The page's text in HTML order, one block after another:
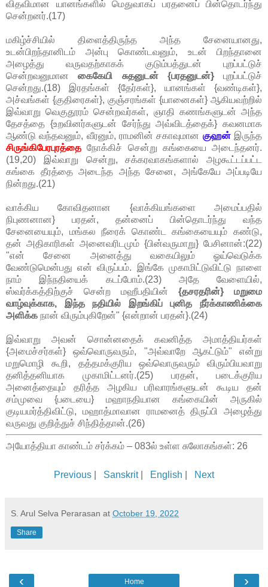
விதவிமான யானங்களில் மெதுவாகப் பரதனைப் பின்தொடர்ந்து
சென்றனர்.(17)
மகிழ்ச்சியில் திளைத்திருந்த அந்த சேனையானது,
உடன்பிறந்தானிடம் அன்பு கொண்டவனும், உடன் பிறந்தானை
அழைத்து வருவதற்காகக் குடும்பத்துடன் புறப்பட்டுச்
சென்றவனுமானகைகேயி சுதனுடன் {பரதனுடன்}புறப்பட்டுச்
சென்றது.(18) இரதங்கள் {தேர்கள்}, யானங்கள் {வண்டிகள்},
அச்வங்கள் {குதிரைகள்}, குஞ்சரங்கள் {யானைகள்} ஆகியவற்றில்
இவ்வாறு வெகுதூரம் சென்றவர்கள், ஞாதி கணங்களுடன் அந்த
தேசத்தை {உறவினர்களுடன் சேர்ந்து அவ்விடத்தைக்} கவனமாக
ஆண்டு வந்தவனும், வீரனும், ராமனின் சகாவுமான குஹன்இருந்த
சிருங்கிபேரபுரத்தை நோக்கிச் சென்று கங்கையை அடைந்தனர்.
(19,20) இவ்வாறு சென்று, சக்கரவாகங்களால் அழகூட்டப்பட்ட
கங்கை தீரத்தை அடைந்த அந்த சேனை, அங்கேயே அப்படியே
நின்றது.(21)
வாக்கிய கோவிதனான {வாக்கியங்களை அமைப்பதில்
நிபுணனான} பரதன், தன்னைப் பின்தொடர்ந்து வந்த
சேனையையும், மங்கல நீரைக் கொண்ட கங்கையையும் கண்டு,
தன் அதிகாரிகள் அனைவரிடமும் {பின்வருமாறு} பேசினான்:(22)
"என் சேனை அனைத்து வகையிலும் ஓய்வெடுக்க
வேண்டுமென்பது என் விருப்பம். இங்கே முகாமிட்டுவிட்டு நாளை
நாம் இந்நதியைக் கடப்போம்.(23) அதே வேளையில்,
ஸ்வர்க்கத்திற்குச் சென்ற மஹீபதியின் {தசரதரின்} மறுமை
வாழ்வுக்காக, இந்த நதியில் இறங்கிப் புனித நீர்க்காணிக்கை
அளிக்க நான் விரும்புகிறேன்" {என்றான் பரதன்}.(24)
இவ்வாறு அவன் சொன்னதைக் கவனித்த அமாத்தியர்கள்
{அமைச்சர்கள்} ஒவ்வொருவரும், "அவ்வாறே ஆகட்டும்" என்று
மறுமொழி கூறி, தத்தமக்குரிய ஒவ்வொருவரும் விரும்பியவாறு
தனித்தனியாக முகாமிட்டனர்.(25) பரதன், படைக்குரிய
அனைத்தையும் தரித்த அழகிய பரிவாரங்களுடன் கூடிய தன்
சம்முவை {படையை} மஹாநதியான கங்கையின் அருகில்
குடியமர்த்திவிட்டு, மஹாத்மாவான ராமனைத் திருப்பி அழைத்து
வருவது குறித்துச் சிந்தித்தான்.(26)
அயோத்தியா காண்டம் சர்க்கம் – 083ல் உள்ள சுலோகங்கள்: 26
Previous Sanskrit| English Next
S. Arul Selva Perarasan at October 19, 2022
Share
‹ ›
Home